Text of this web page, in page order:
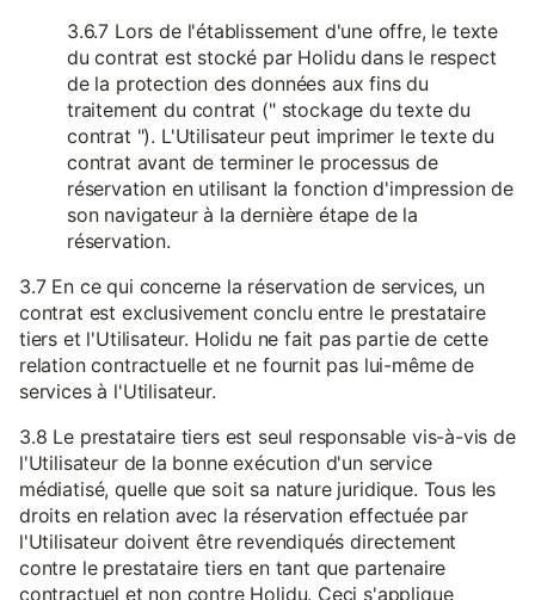
3.6.7 Lors de l'établissement d'une offre, le texte
du contrat est stocké par Holidu dans le respect
de la protection des données aux fins du
traitement du contrat (" stockage du texte du
contrat "). L'Utilisateur peut imprimer le texte du
contrat avant de terminer le processus de
réservation en utilisant la fonction d'impression de
son navigateur à la dernière étape de la
réservation.
3.7 En ce qui concerne la réservation de services, un
contrat est exclusivement conclu entre le prestataire
tiers et l'Utilisateur. Holidu ne fait pas partie de cette
relation contractuelle et ne fournit pas lui-même de
services à l'Utilisateur.
3.8 Le prestataire tiers est seul responsable vis-à-vis de
l'Utilisateur de la bonne exécution d'un service
médiatisé, quelle que soit sa nature juridique. Tous les
droits en relation avec la réservation effectuée par
l'Utilisateur doivent être revendiqués directement
contre le prestataire tiers en tant que partenaire
contractuel et non contre Holidu. Ceci s'applique